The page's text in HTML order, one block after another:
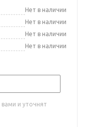
Нет в наличии
Нет в наличии
Нет в наличии
Нет в наличии
и уточнят